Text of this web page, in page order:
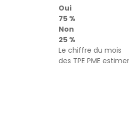
Oui
75 %
Non
25 %
Le chiffre du mois
des TPE PME